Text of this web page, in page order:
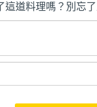
這道料理嗎？別忘